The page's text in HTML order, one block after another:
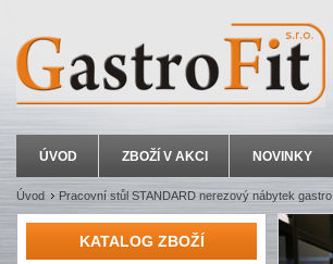
ÚVOD ZBOŽÍ V AKCI NOVINKY
Úvod Pracovní stůl STANDARD nerezový nábytek gastro
KATALOG ZBOŽÍ